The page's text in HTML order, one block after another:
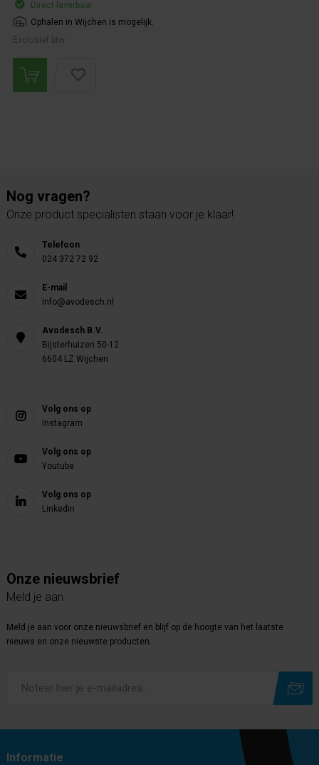
Direct leverbaar
Ophalen in Wijchen is mogelijk.
Exclusief btw.
Nog vragen?
Onze product specialisten staan voor je klaar!
Telefoon
024 372 72 92
E-mail
info@avodesch.nl
Avodesch B.V.
Bijsterhuizen 50-12
6604 LZ Wijchen
Volg ons op
Instagram
Volg ons op
Youtube
Volg ons op
Linkedin
Onze nieuwsbrief
Meld je aan
Meld je aan voor onze nieuwsbrief en blijf op de hoogte van het laatste
nieuws en onze nieuwste producten.
Informatie